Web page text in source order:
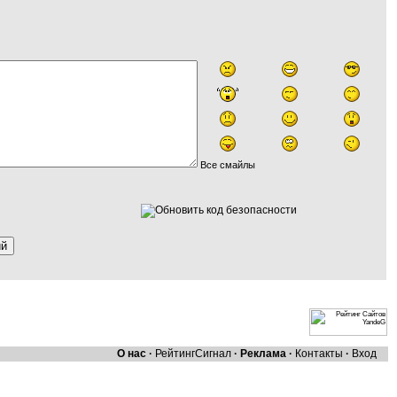
Все смайлы
О нас · РейтингСигнал · Реклама · Контакты · Вход